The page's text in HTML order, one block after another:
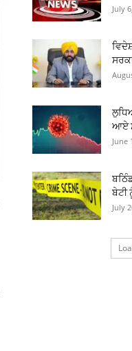
July
ਆਏ
June
ਬੇਟੀ
July